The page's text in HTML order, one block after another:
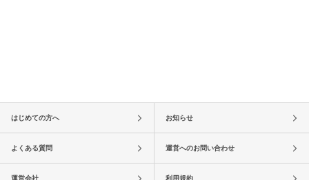
はじめての方へ お知らせ
よくある質問 運営へのお問い合わせ
運営会社 利用規約